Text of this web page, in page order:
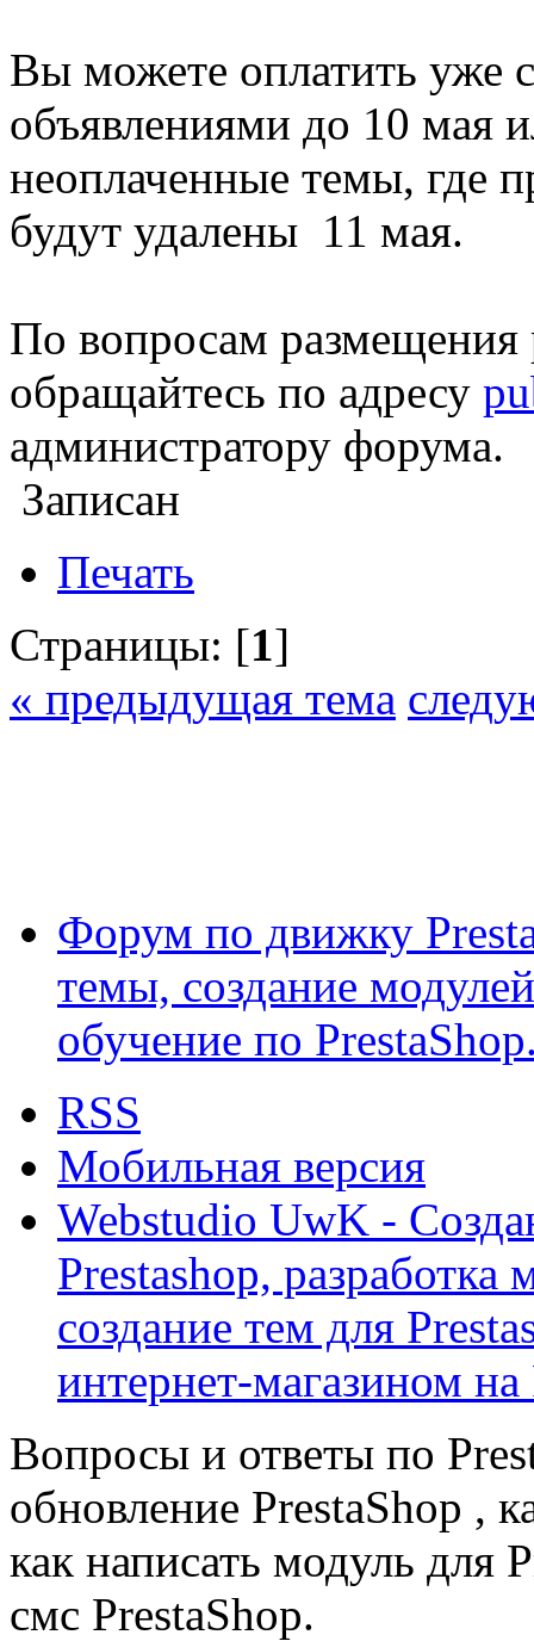
Вы можете оплатить уже
объявлениями до 10 мая
неоплаченные темы, где
будут удалены 11 мая.
По вопросам
обращайтесь по адресу
администратору форума.
Записан
Печать
Страницы: [1]
« предыдущая тема
Форум по движку
темы, создание
обучение по
RSS
Мобильная версия
Webstudio UwK -
Prestashop, разработка
создание тем для
интернет-магазином на
Вопросы и ответы по
обновление PrestaShop ,
как написать модуль для
смс PrestaShop.